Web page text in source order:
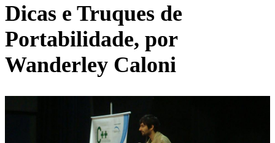
Dicas e Truques de
Portabilidade, por
Wanderley Caloni